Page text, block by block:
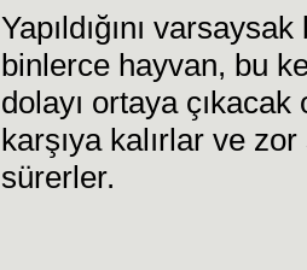
Yapıldığını
binlerce hayvan, bu
dolayı ortaya
karşıya kalırlar ve
sürerler.